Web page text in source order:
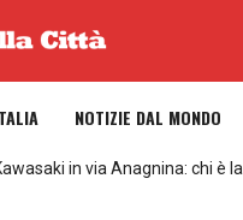
NOTIZIE DAL MONDO
in via Anagnina: chi è la